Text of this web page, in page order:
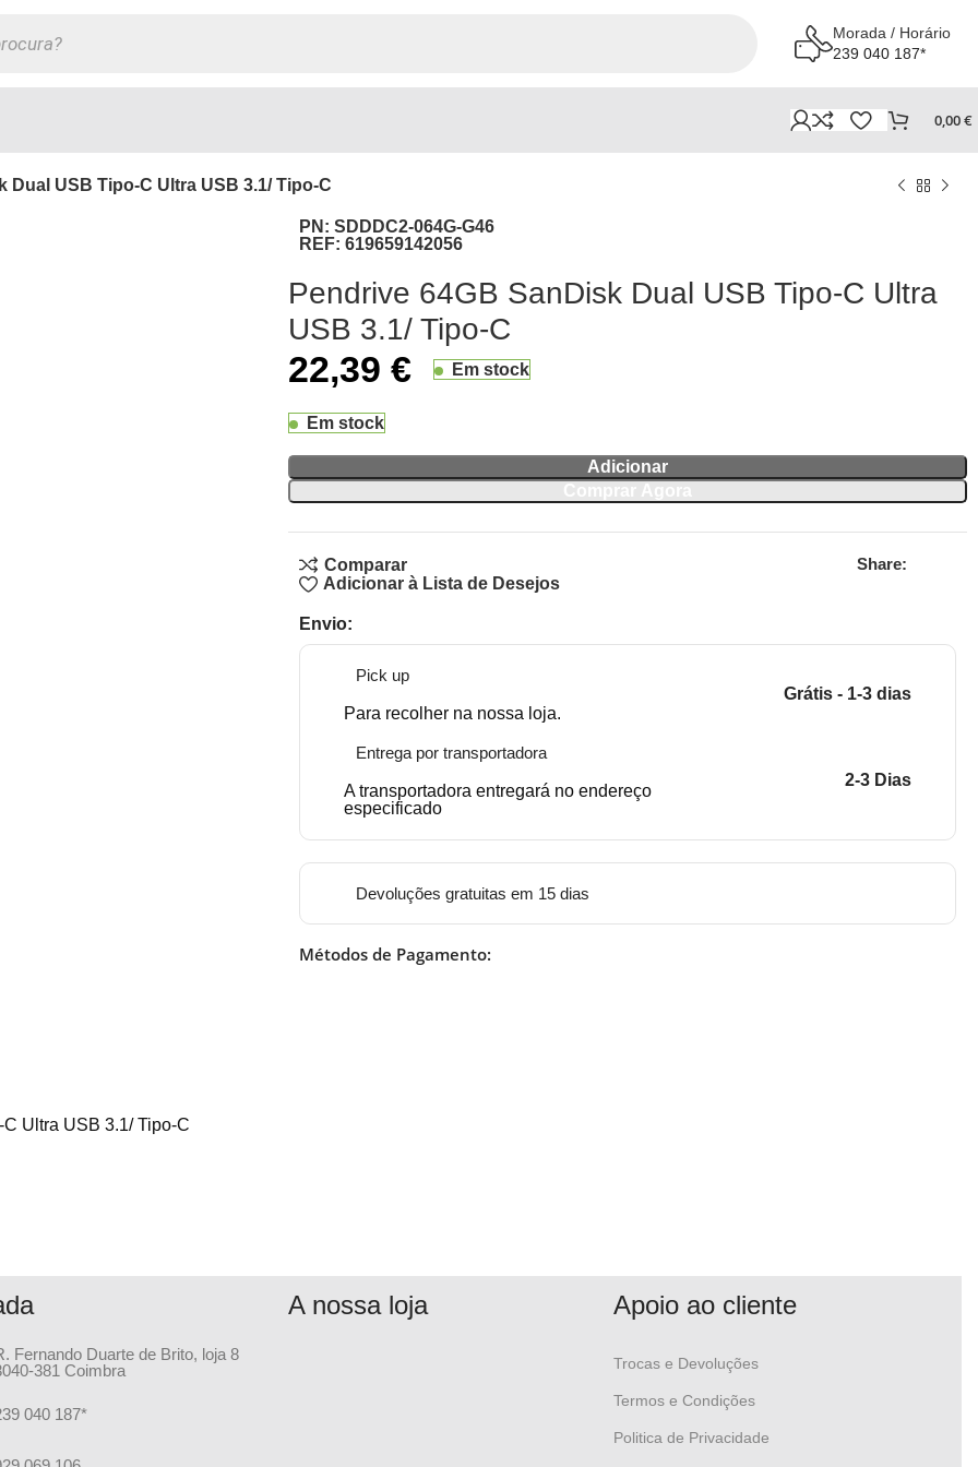
Morada / Horário
239 040 187*
0,00€
Dual USB Tipo-C Ultra USB 3.1/ Tipo-C
PN: SDDDC2-064G-G46
REF: 619659142056
Pendrive 64GB SanDisk Dual USB Tipo-C Ultra
USB 3.1/ Tipo-C
22,39 € Em stock
Em stock
Adicionar
Comparar
Adicionar à Lista de Desejos
Share:
Envio:
Pick up
Para recolher na nossa loja.
Grátis - 1-3 dias
Entrega por transportadora
A transportadora entregará no endereço
especificado
2-3 Dias
Devoluções gratuitas em 15 dias
Métodos de Pagamento:
Ultra USB 3.1/ Tipo-C
Fernando Duarte de Brito, loja 8
381 Coimbra
040 187*
A nossa loja Apoio ao cliente
Trocas e Devoluções
Termos e Condições
Politica de Privacidade